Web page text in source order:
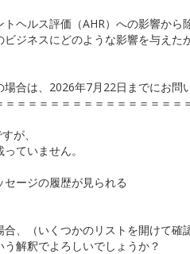
ヘルス評価（AHR）への影響か
ジネスにどのような影響を与えた
合は、2026年7月22日までにお問
＝＝＝＝＝＝＝＝＝＝＝＝＝＝＝
が、
ていません。
ージの履歴が見られる
、（いくつかのリストを開けて確
解釈でよろしいでしょうか？